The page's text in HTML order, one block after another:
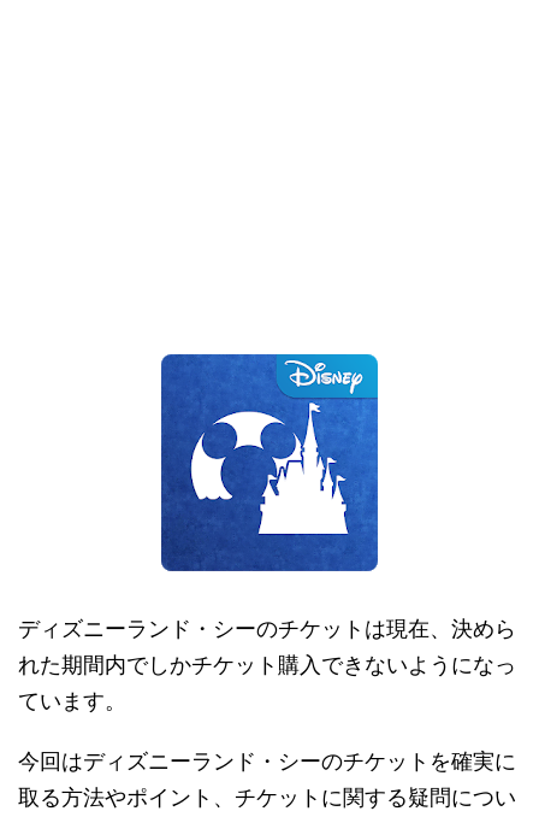
ディズニーランド・シーのチケットは現在、決めら
れた期間内でしかチケット購入できないようになっ
ています。
今回はディズニーランド・シーのチケットを確実に
取る方法やポイント、チケットに関する疑問につい